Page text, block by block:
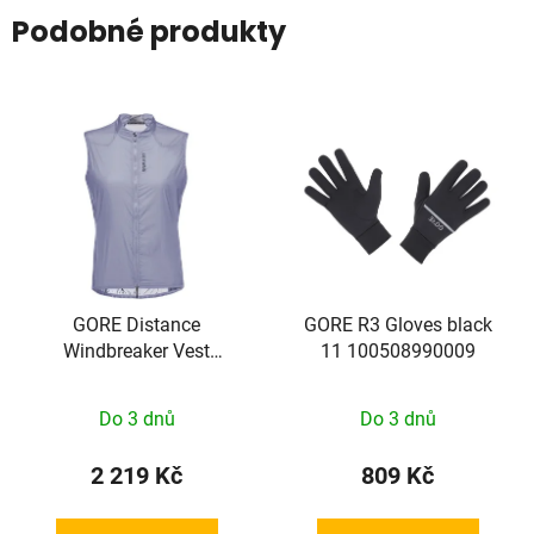
Podobné produkty
GORE Distance
Windbreaker Vest
Do 3 dnů
2 219 Kč
GORE R3 Gloves black
11 100508990009
Do 3 dnů
809 Kč